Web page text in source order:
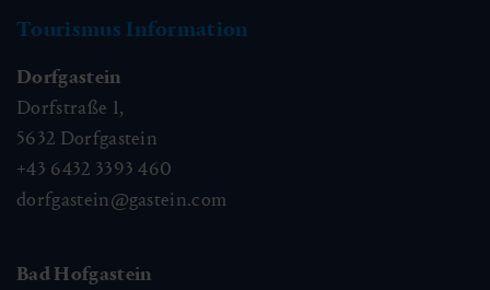
Tourismus Information
Dorfgastein
Dorfstraße 1,
5632 Dorfgastein
+43 6432 3393 460
dorfgastein@gastein.com
Bad Hofgastein